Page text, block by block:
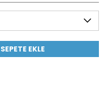
SEPETE EKLE